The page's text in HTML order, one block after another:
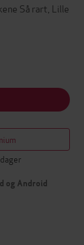
Så rart, Lille
og Android